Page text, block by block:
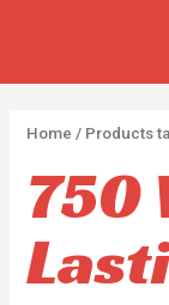
r
u
t
Home / Products
750